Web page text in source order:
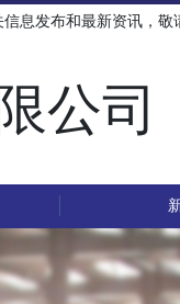
息发布和最新资讯，敬
公司